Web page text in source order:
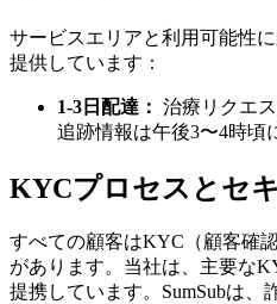
サービスエリアと利用可能性
提供しています：
1-3日配達： 治療リクエ
追跡情報は午後3〜4時頃
KYCプロセスとセ
すべての顧客はKYC（顧客確
があります。当社は、主要な
提携しています。SumSubは、